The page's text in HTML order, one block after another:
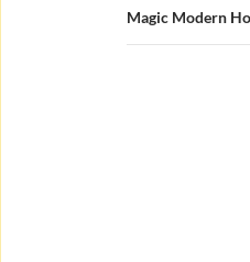
Magic Modern